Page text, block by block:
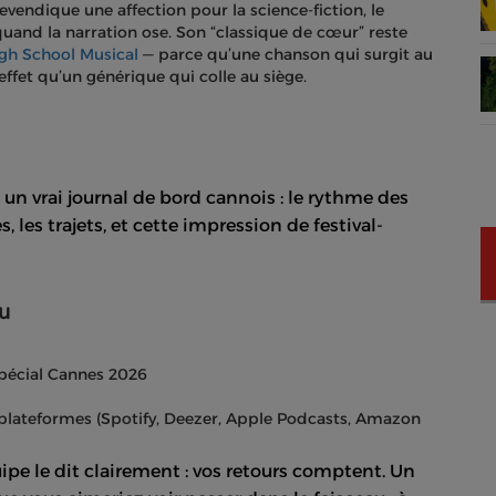
une affection pour la science-fiction, le
la narration ose. Son “classique de cœur” reste
School Musical — parce qu’une chanson qui surgit au
qu’un générique qui colle au siège.
vrai journal de bord cannois : le rythme des
les trajets, et cette impression de festival-
Cannes 2026
(Spotify, Deezer, Apple Podcasts, Amazon
le dit clairement : vos retours comptent. Un